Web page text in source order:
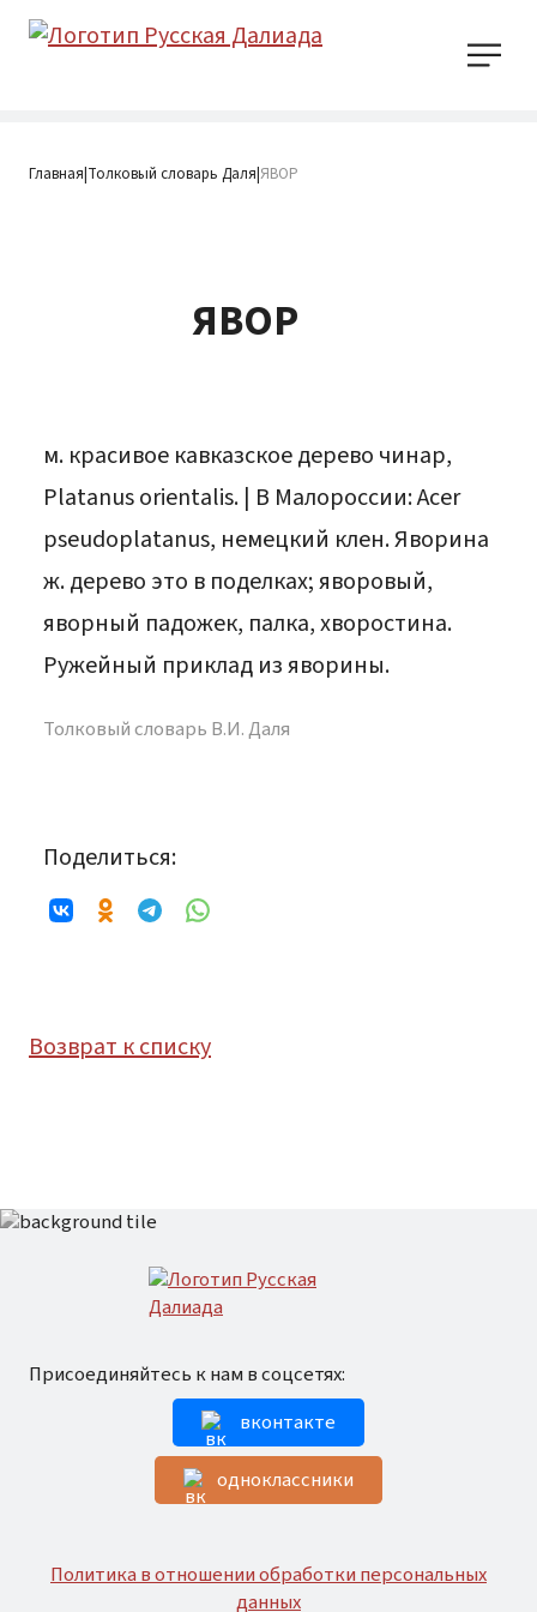
Главная|Толковый словарь Даля|ЯВОР
ЯВОР
м. красивое кавказское дерево чинар,
Platanus orientalis. | В Малороссии: Acer
pseudoplatanus, немецкий клен. Яворина
ж. дерево это в поделках; яворовый,
яворный падожек, палка, хворостина.
Ружейный приклад из яворины.
Толковый словарь В.И. Даля
Поделиться:
Возврат к списку
Присоединяйтесь к нам в соцсетях:
вконтакте
одноклассники
Политика в отношении обработки персональных
данных